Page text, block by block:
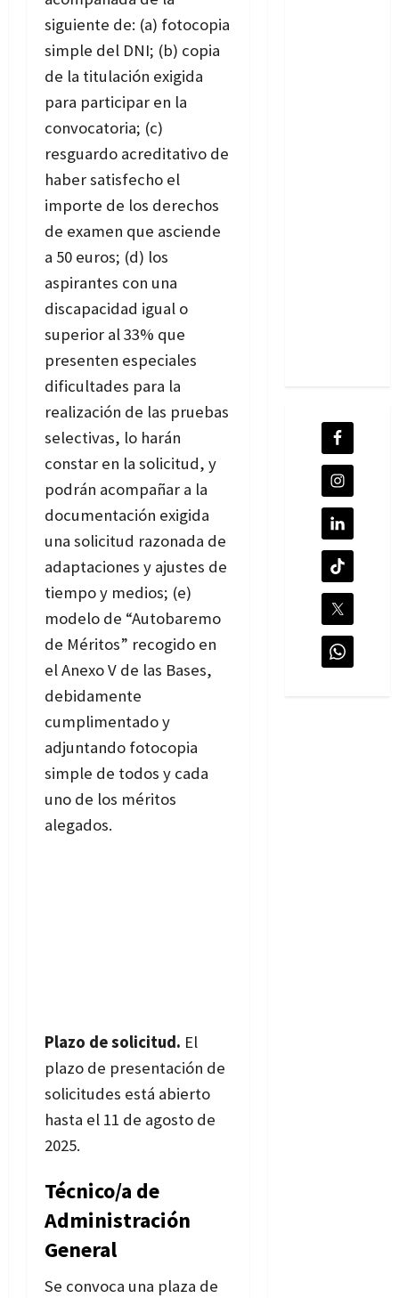
siguiente de: (a) fotocopia
simple del DNI; (b) copia
de la titulación exigida
para participar en la
convocatoria; (c)
resguardo acreditativo de
haber satisfecho el
importe de los derechos
de examen que asciende
a 50 euros; (d) los
aspirantes con una
discapacidad igual o
superior al 33% que
presenten especiales
dificultades para la
realización de las pruebas
selectivas, lo harán
constar en la solicitud, y
podrán acompañar a la
documentación exigida
una solicitud razonada de
adaptaciones y ajustes de
tiempo y medios; (e)
modelo de “Autobaremo
de Méritos” recogido en
el Anexo V de las Bases,
debidamente
cumplimentado y
adjuntando fotocopia
simple de todos y cada
uno de los méritos
alegados.
Plazo de solicitud. El
plazo de presentación de
solicitudes está abierto
hasta el 11 de agosto de
2025.
Técnico/a de
Administración
General
Se convoca una plaza de